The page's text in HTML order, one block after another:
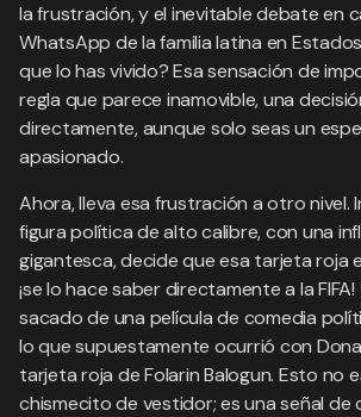
la frustración, y el inevitable debate en
WhatsApp de la familia latina en
que lo has vivido? Esa sensación de
regla que parece inamovible, una
directamente, aunque solo seas un
apasionado.
Ahora, lleva esa frustración a otro nivel.
figura política de alto calibre, con una
gigantesca, decide que esa tarjeta roja
¡se lo hace saber directamente a la
sacado de una película de comedia
lo que supuestamente ocurrió con
tarjeta roja de Folarin Balogun. Esto no
chismecito de vestidor; es una señal de